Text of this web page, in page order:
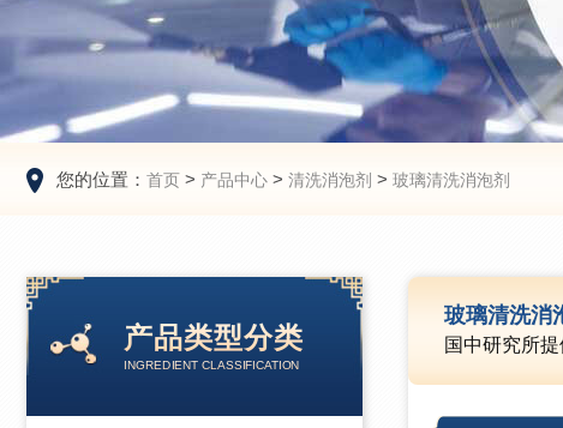
您的位置： 首页 > 产品中心 > 清洗消泡剂 > 玻璃清洗消泡剂
产品类型分类
INGREDIENT CLASSIFICATION
玻璃清洗消
国中研究所